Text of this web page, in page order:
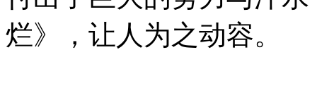
烂》，让人为之动容。